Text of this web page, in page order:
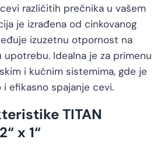
različitih prečnika u vašem
je izrađena od cinkovanog
izuzetnu otpornost na
upotrebu. Idealna je za primenu
i kućnim sistemima, gde je
efikasno spajanje cevi.
TITAN
x 1“